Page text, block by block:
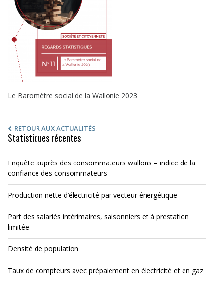
Le Baromètre social de la Wallonie 2023
RETOUR AUX ACTUALITÉS
Statistiques récentes
Enquête auprès des consommateurs wallons – indice de la
confiance des consommateurs
Production nette d’électricité par vecteur énergétique
Part des salariés intérimaires, saisonniers et à prestation
limitée
Densité de population
Taux de compteurs avec prépaiement en électricité et en gaz